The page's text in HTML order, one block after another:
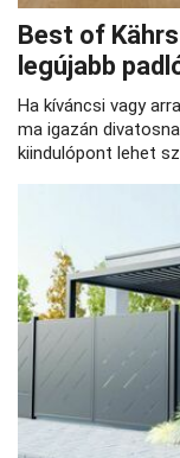
Best of
legújabb
Ha kíváncsi vagy
ma igazán
kiindulópont lehet